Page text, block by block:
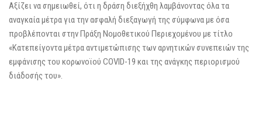
Αξίζει να σημειωθεί, ότι η δράση διεξήχθη λαμβάνοντας όλα τα
αναγκαία μέτρα για την ασφαλή διεξαγωγή της σύμφωνα με όσα
προβλέπονται στην Πράξη Νομοθετικού Περιεχομένου με τίτλο
«Κατεπείγοντα μέτρα αντιμετώπισης των αρνητικών συνεπειών της
εμφάνισης του κορωνοϊού COVID-19 και της ανάγκης περιορισμού
διάδοσής του».